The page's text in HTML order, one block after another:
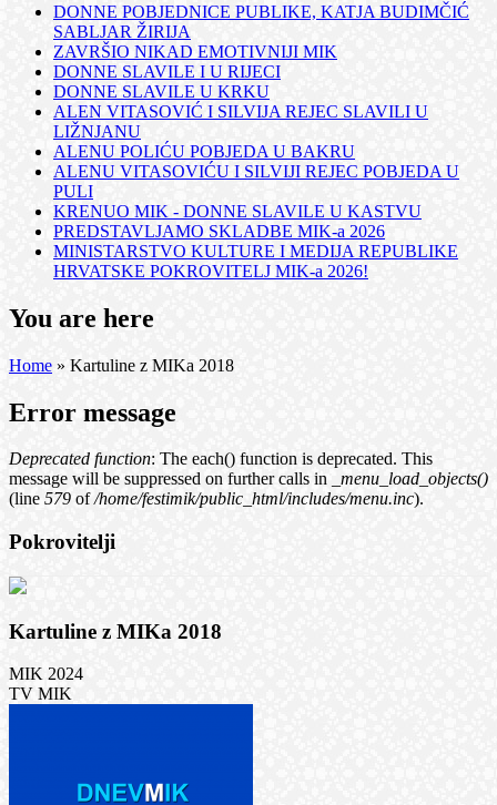
DONNE POBJEDNICE PUBLIKE, KATJA BUDIMČIĆ
SABLJAR ŽIRIJA
ZAVRŠIO NIKAD EMOTIVNIJI MIK
DONNE SLAVILE I U RIJECI
DONNE SLAVILE U KRKU
ALEN VITASOVIĆ I SILVIJA REJEC SLAVILI U
LIŽNJANU
ALENU POLIĆU POBJEDA U BAKRU
ALENU VITASOVIĆU I SILVIJI REJEC POBJEDA U
PULI
KRENUO MIK - DONNE SLAVILE U KASTVU
PREDSTAVLJAMO SKLADBE MIK-a 2026
MINISTARSTVO KULTURE I MEDIJA REPUBLIKE
HRVATSKE POKROVITELJ MIK-a 2026!
You are here
Home » Kartuline z MIKa 2018
Error message
Deprecated function: The each() function is deprecated. This
message will be suppressed on further calls in
_menu_load_objects()
(line 579 of/home/festimik/public_html/includes/menu.inc).
Pokrovitelji
Kartuline z MIKa 2018
MIK 2024
TV MIK